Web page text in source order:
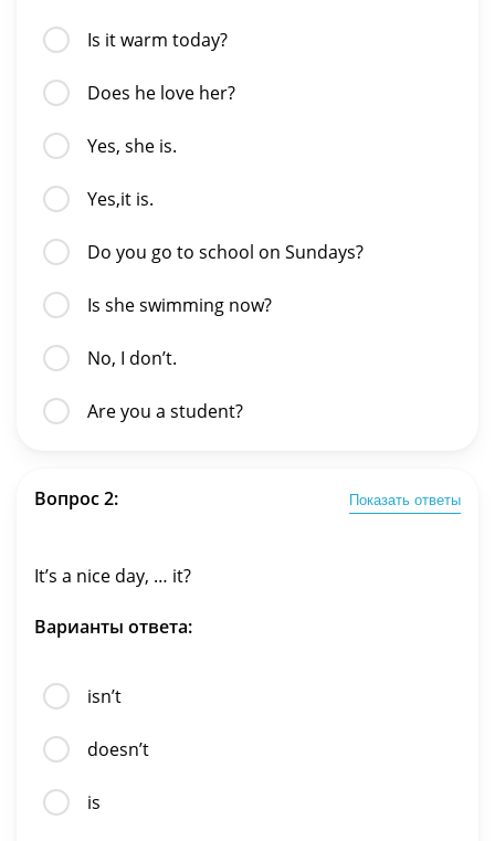
Is it warm today?
Does he love her?
Yes, she is.
Yes,it is.
Do you go to school on Sundays?
Is she swimming now?
No, I don’t.
Are you a student?
Вопрос 2: Показать ответы
It’s a nice day, … it?
Варианты ответа:
isn’t
doesn’t
is